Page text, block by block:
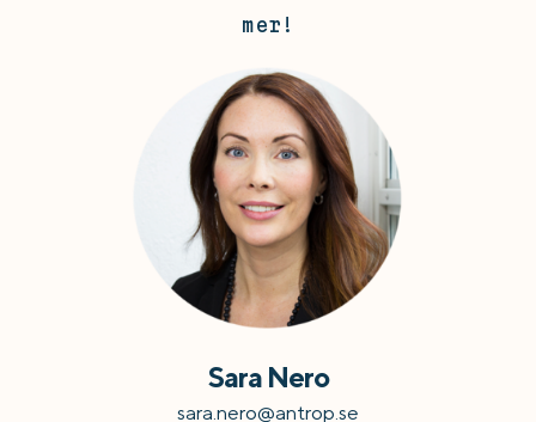
mer!
Sara Nero
sara.nero@antrop.se